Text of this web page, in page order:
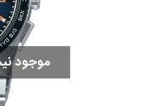
موجود